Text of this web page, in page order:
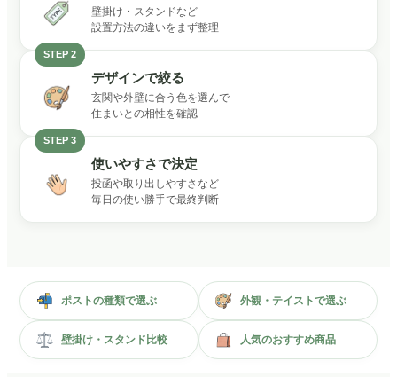
壁掛け・スタンドなど
設置方法の違いをまず整理
STEP 2
デザインで絞る
玄関や外壁に合う色を選んで
住まいとの相性を確認
STEP 3
使いやすさで決定
投函や取り出しやすさなど
毎日の使い勝手で最終判断
ポストの種類で選ぶ 外観・テイストで選ぶ
壁掛け・スタンド比較 人気のおすすめ商品